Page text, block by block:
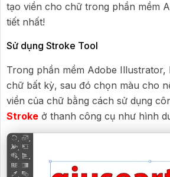
tạo viền cho chữ trong phần mềm
tiết nhất!
Sử dụng Stroke Tool
Trong phần mềm Adobe Illustrator,
chữ bất kỳ, sau đó chọn màu cho
viền của chữ bằng cách sử dụng
Stroke ở thanh công cụ như hình